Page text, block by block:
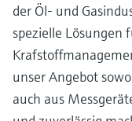
der Öl- und
spezielle Lösungen
unser Angebot
auch aus